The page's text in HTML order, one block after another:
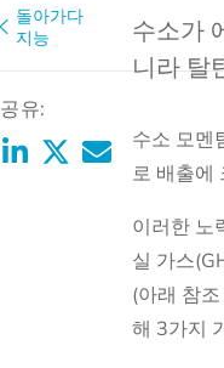
돌아가다
지능
공유:
수소가
니라 탈
수소 모멘
로 배출에
이러한 노
실 가스
(아래 참조
해 3가지